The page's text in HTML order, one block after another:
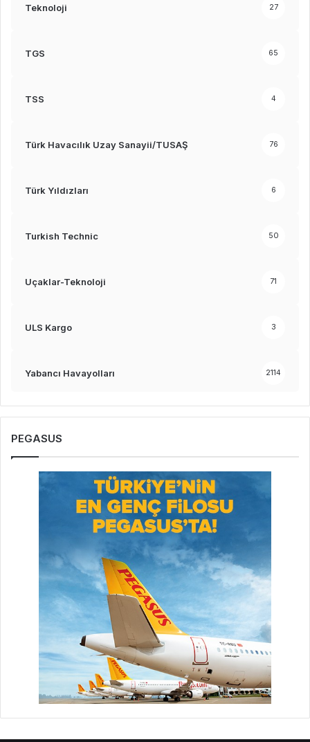
Teknoloji 27
TGS 65
TSS 4
Türk Havacılık Uzay Sanayii/TUSAŞ 76
Türk Yıldızları 6
Turkish Technic 50
Uçaklar-Teknoloji 71
ULS Kargo 3
Yabancı Havayolları 2114
PEGASUS